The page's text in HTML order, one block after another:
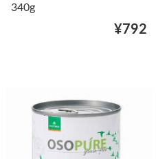
340g
¥792